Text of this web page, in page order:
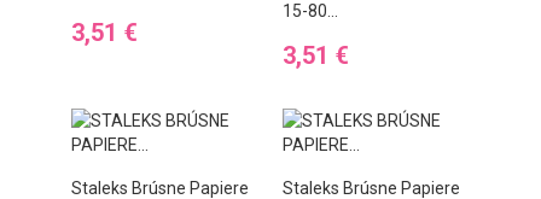
Preis
3,51 €
15-80...
Preis
3,51 €
Staleks Brúsne Papiere
Staleks Brúsne Papiere